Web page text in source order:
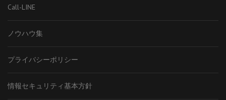
Call-LINE
ノウハウ集
プライバシーポリシー
情報セキュリティ基本方針